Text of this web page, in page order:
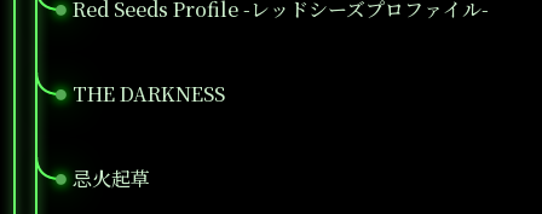
Red Seeds Profile -レッドシーズプロファイル-
●
THE DARKNESS
●
忌火起草
●